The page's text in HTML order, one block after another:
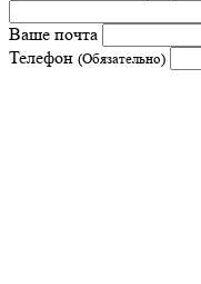
Ваше почта
Телефон (Обязательно)